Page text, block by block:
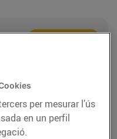
Com anar-hi
22 (08500) Vic
per mesurar l’ús
en un perfil